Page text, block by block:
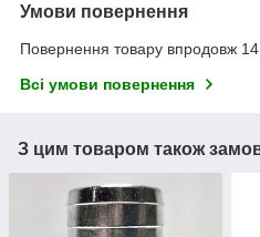
Умови повернення
Повернення товару впродовж 14
Всі умови повернення
З цим товаром також